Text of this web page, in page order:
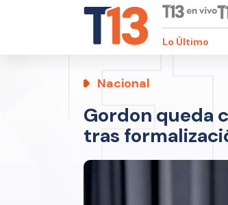
Lo Último
Nacional
Gordon queda
tras